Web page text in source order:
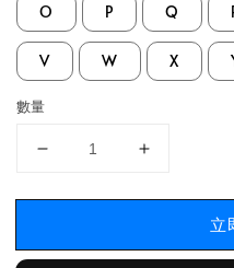
O P Q
V W X
數量
立